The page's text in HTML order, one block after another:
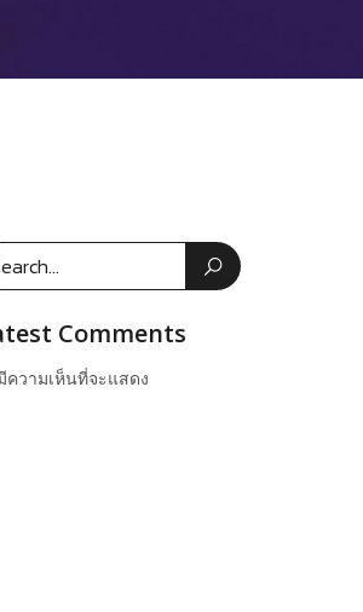
Comments
ความเห็นที่จะแสดง